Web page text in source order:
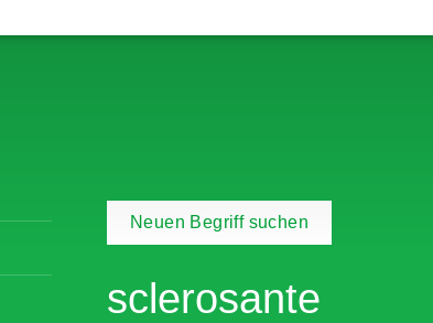
Neuen Begriff suchen
sclerosante